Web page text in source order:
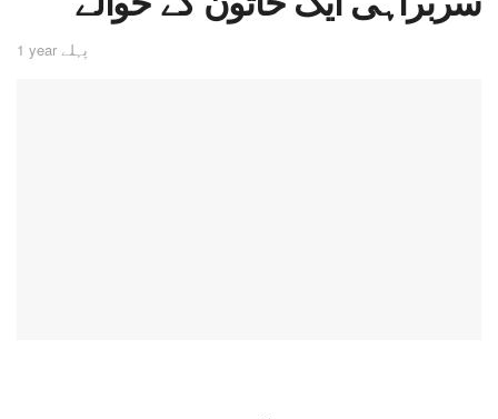
1 year پہلے